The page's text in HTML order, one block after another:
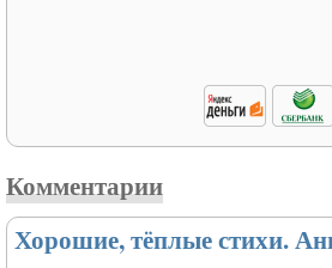
Комментарии
Хорошие, тёплые стихи.